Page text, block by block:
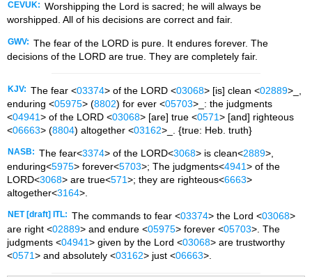
CEVUK: Worshipping the Lord is sacred; he will always be
worshipped. All of his decisions are correct and fair.
GWV: The fear of the LORD is pure. It endures forever. The
decisions of the LORD are true. They are completely fair.
KJV: The fear <03374> of the LORD <03068> [is] clean <02889>_,
enduring <05975> (8802) for ever <05703>_: the judgments
<04941> of the LORD <03068> [are] true <0571> [and] righteous
<06663> (8804) altogether <03162>_. {true: Heb. truth}
NASB: The fear<3374> of the LORD<3068> is clean<2889>,
enduring<5975> forever<5703>; The judgments<4941> of the
LORD<3068> are true<571>; they are righteous<6663>
altogether<3164>.
NET [draft] ITL: The commands to fear <03374> the Lord <03068>
are right <02889> and endure <05975> forever <05703>. The
judgments <04941> given by the Lord <03068> are trustworthy
<0571> and absolutely <03162> just <06663>.